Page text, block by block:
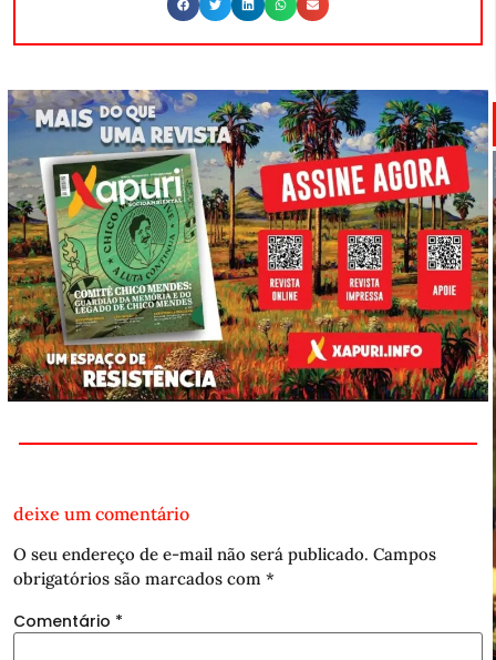
deixe um comentário
O seu endereço de e-mail não será publicado. Campos
obrigatórios são marcados com *
Comentário *